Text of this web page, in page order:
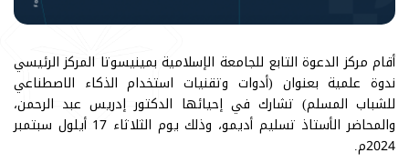
أقام مركز الدعوة التابع للجامعة الإسلامية بمينيسوتا المركز الرئيسي
ندوة علمية بعنوان (أدوات وتقنيات استخدام الذكاء الاصطناعي
للشباب المسلم) تشارك في إحيائها الدكتور إدريس عبد الرحمن،
والمحاضر الأستاذ تسليم أديمو، وذلك يوم الثلاثاء 17 أيلول سبتمبر
2024م.